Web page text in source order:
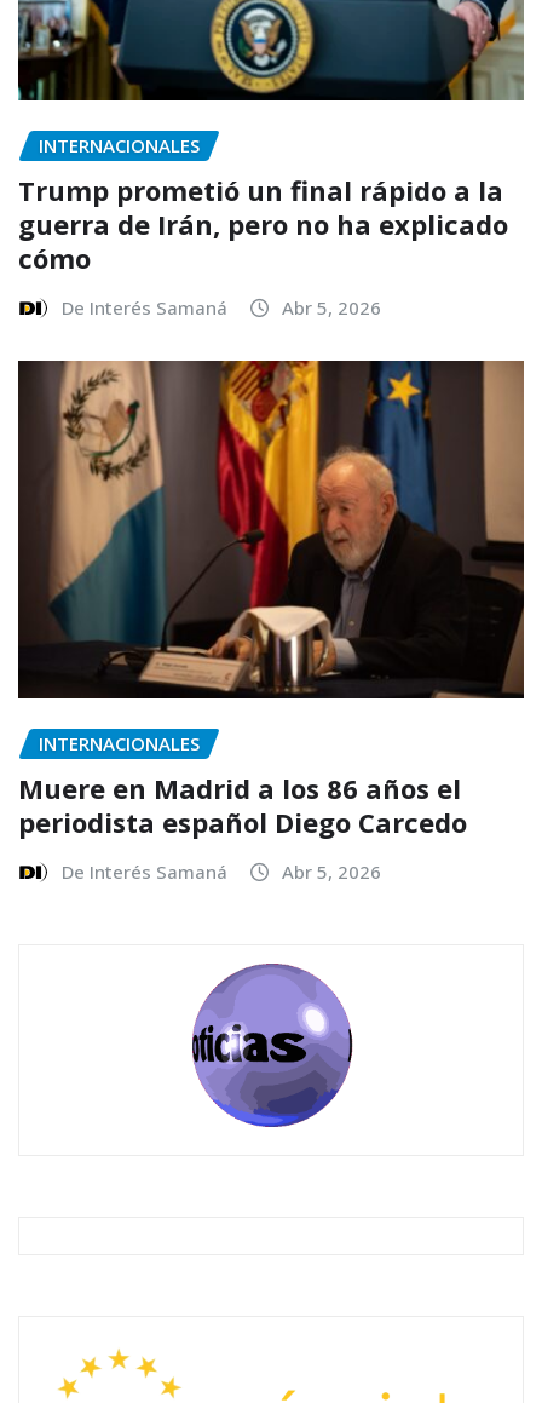
INTERNACIONALES
Trump prometió un final rápido a la
guerra de Irán, pero no ha explicado
cómo
De Interés Samaná Abr 5, 2026
INTERNACIONALES
Muere en Madrid a los 86 años el
periodista español Diego Carcedo
De Interés Samaná Abr 5, 2026